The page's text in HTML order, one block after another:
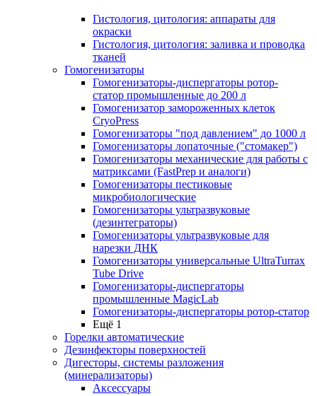
Гистология, цитология: аппараты для
окраски
Гистология, цитология: заливка и проводка
тканей
Гомогенизаторы
Гомогенизаторы-диспергаторы ротор-
статор промышленные до 200 л
Гомогенизатор замороженных клеток
CryoPress
Гомогенизаторы "под давлением" до 1000 л
Гомогенизаторы лопаточные ("стомакер")
Гомогенизаторы механические для работы с
матриксами (FastPrep и аналоги)
Гомогенизаторы пестиковые
микробиологические
Гомогенизаторы ультразвуковые
(дезинтеграторы)
Гомогенизаторы ультразвуковые для
нарезки ДНК
Гомогенизаторы универсальные UltraTurrax
Tube Drive
Гомогенизаторы-диспергаторы
промышленные MagicLab
Гомогенизаторы-диспергаторы ротор-статор
Ещё 1
Горелки автоматические
Дезинфекторы поверхностей
Дигесторы, системы разложения
(минерализаторы)
Аксессуары